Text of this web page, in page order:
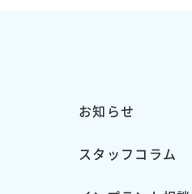
お知らせ
スタッフコラム